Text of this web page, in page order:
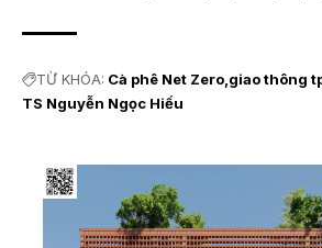
TỪ KHÓA: Cà phê Net Zero giao thông
TS Nguyễn Ngọc Hiếu